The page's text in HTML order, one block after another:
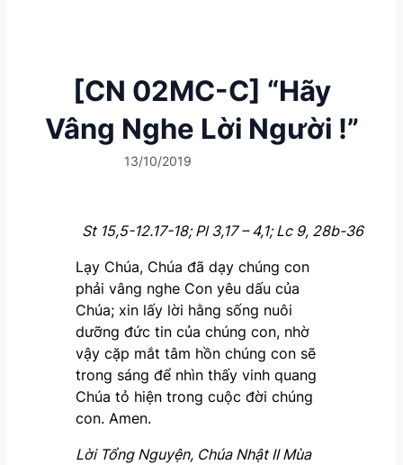
[CN 02MC-C] “Hãy
Vâng Nghe Lời Người !”
13/10/2019
St 15,5-12.17-18; Pl 3,17 – 4,1; Lc 9, 28b-36
Lạy Chúa, Chúa đã dạy chúng con
phải vâng nghe Con yêu dấu của
Chúa; xin lấy lời hằng sống nuôi
dưỡng đức tin của chúng con, nhờ
vậy cặp mắt tâm hồn chúng con sẽ
trong sáng để nhìn thấy vinh quang
Chúa tỏ hiện trong cuộc đời chúng
con. Amen.
Lời Tổng Nguyện, Chúa Nhật II Mùa